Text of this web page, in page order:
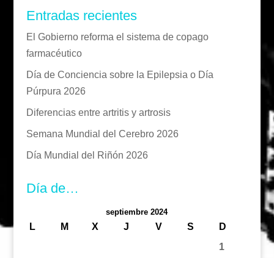
Entradas recientes
El Gobierno reforma el sistema de copago
farmacéutico
Día de Conciencia sobre la Epilepsia o Día
Púrpura 2026
Diferencias entre artritis y artrosis
Semana Mundial del Cerebro 2026
Día Mundial del Riñón 2026
Día de…
septiembre 2024
L M X J V S
D
1